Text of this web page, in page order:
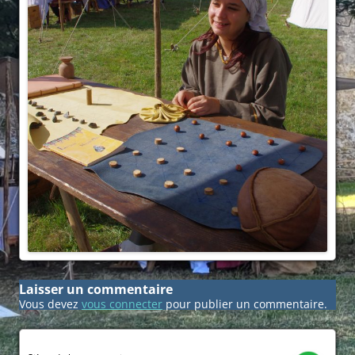
Laisser un commentaire
Vous devez vous connecter pour publier un commentaire.